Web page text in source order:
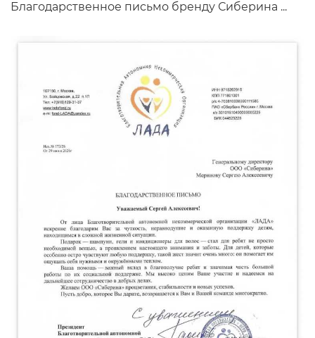
Благодарственное письмо бренду Сиберина ...